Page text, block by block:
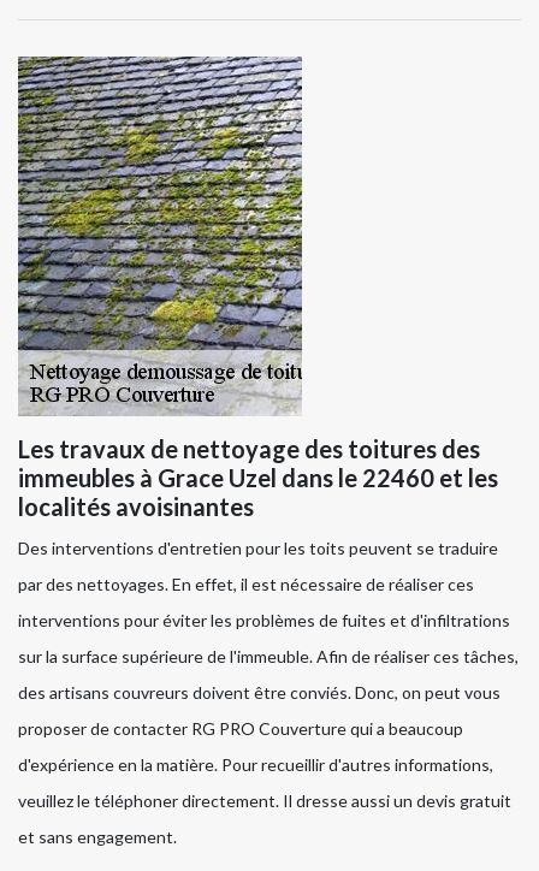
Les travaux de nettoyage des toitures des
immeubles à Grace Uzel dans le 22460 et les
localités avoisinantes
Des interventions d'entretien pour les toits peuvent se traduire
par des nettoyages. En effet, il est nécessaire de réaliser ces
interventions pour éviter les problèmes de fuites et d'infiltrations
sur la surface supérieure de l'immeuble. Afin de réaliser ces tâches,
des artisans couvreurs doivent être conviés. Donc, on peut vous
proposer de contacter RG PRO Couverture qui a beaucoup
d'expérience en la matière. Pour recueillir d'autres informations,
veuillez le téléphoner directement. Il dresse aussi un devis gratuit
et sans engagement.